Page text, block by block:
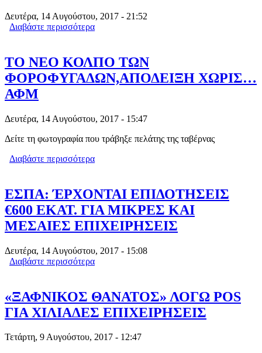
Δευτέρα, 14 Αυγούστου, 2017 - 21:52
Διαβάστε περισσότερα
ΠΟΛΥ ΥΨΗΛΑ ΕΠΙΠΕΔΑ
ΤΟ ΝΕΟ ΚΟΛΠΟ ΤΩΝ
ΦΟΡΟΦΥΓΑΔΩΝ,ΑΠΟΔΕΙΞΗ ΧΩΡΙΣ…
ΑΦΜ
Δευτέρα, 14 Αυγούστου, 2017 - 15:47
Δείτε τη φωτογραφία που τράβηξε πελάτης της ταβέρνας
Διαβάστε περισσότερα
ΕΣΠΑ: ΈΡΧΟΝΤΑΙ ΕΠΙΔΟΤΗΣΕΙΣ
€600 ΕΚΑΤ. ΓΙΑ ΜΙΚΡΕΣ ΚΑΙ
ΜΕΣΑΙΕΣ ΕΠΙΧΕΙΡΗΣΕΙΣ
Δευτέρα, 14 Αυγούστου, 2017 - 15:08
Διαβάστε περισσότερα
«ΞΑΦΝΙΚΟΣ ΘΑΝΑΤΟΣ» ΛΟΓΩ POS
ΓΙΑ ΧΙΛΙΑΔΕΣ ΕΠΙΧΕΙΡΗΣΕΙΣ
Τετάρτη, 9 Αυγούστου, 2017 - 12:47